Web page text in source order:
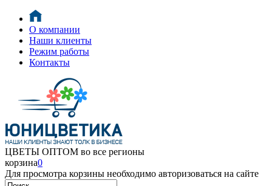
О компании
Наши клиенты
Режим работы
Контакты
ЦВЕТЫ ОПТОМ во все регионы
корзина0
Для просмотра корзины необходимо авторизоваться на сайте